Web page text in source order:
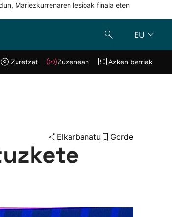
Mariezkurrenaren lesioak finala eten
EU
Klisk Zuzenean
Zuretzat Zuzenean Azken berriak
Elkarbanatu Gorde